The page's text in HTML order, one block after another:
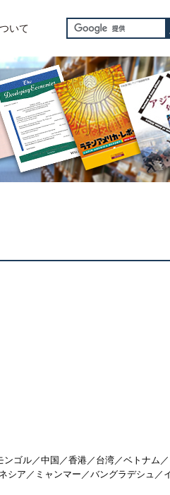
いて
ゴル／中国／香港／台湾／ベトナム
シア／ミャンマー／バングラデシュ／